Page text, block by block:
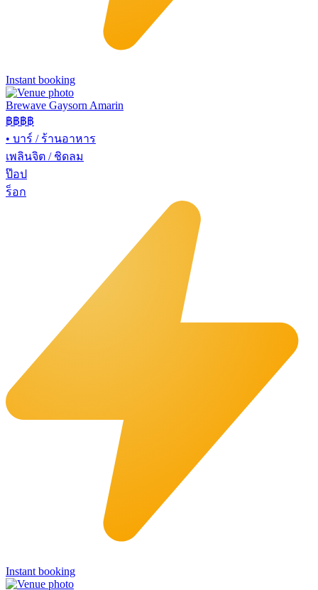
Instant booking
Brewave Gaysorn Amarin
฿฿฿฿
• บาร์ / ร้านอาหาร
เพลินจิต / ชิดลม
ป๊อป
ร็อก
Instant booking